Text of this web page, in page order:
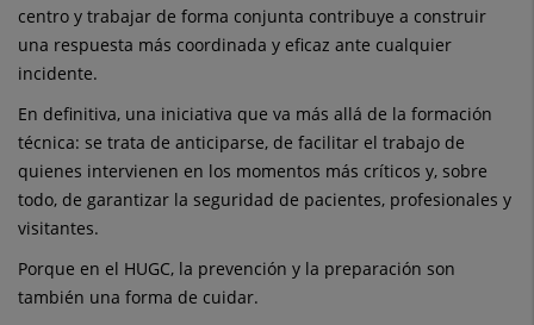
centro y trabajar de forma conjunta contribuye a construir
una respuesta más coordinada y eficaz ante cualquier
incidente.
En definitiva, una iniciativa que va más allá de la formación
técnica: se trata de anticiparse, de facilitar el trabajo de
quienes intervienen en los momentos más críticos y, sobre
todo, de garantizar la seguridad de pacientes, profesionales y
visitantes.
Porque en el HUGC, la prevención y la preparación son
también una forma de cuidar.